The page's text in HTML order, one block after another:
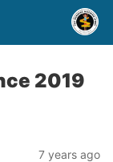
2019
7 years ago